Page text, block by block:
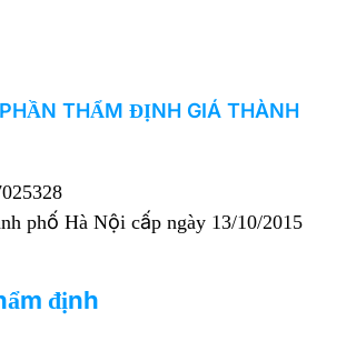
THẨM ĐỊNH GIÁ THÀNH
phố Hà Nội cấp ngày 13/10/2015
định